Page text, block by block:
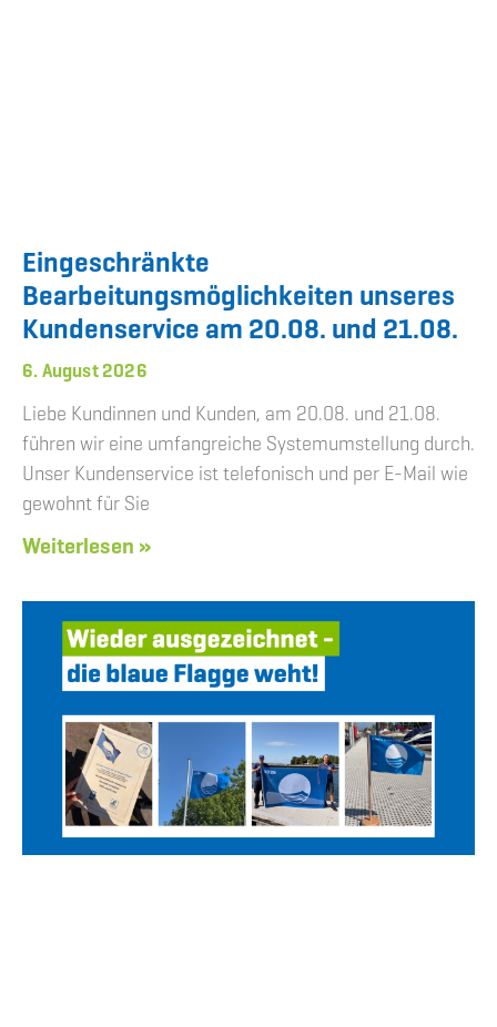
Eingeschränkte
Bearbeitungsmöglichkeiten unseres
Kundenservice am 20.08. und 21.08.
6. August 2026
Liebe Kundinnen und Kunden, am 20.08. und 21.08.
führen wir eine umfangreiche Systemumstellung durch.
Unser Kundenservice ist telefonisch und per E-Mail wie
gewohnt für Sie
Weiterlesen »